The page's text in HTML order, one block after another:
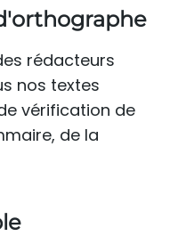
rédacteurs
nos textes
vérification de
de la